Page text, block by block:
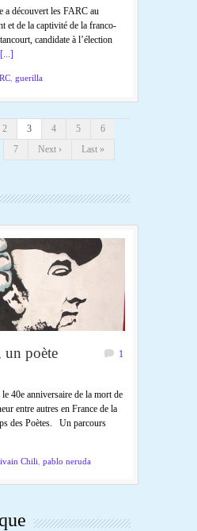
a découvert les FARC au
et de la captivité de la franco-
candidate à l’élection
[...]
guerilla
2 3 4 5
6
7
Next › Last »
un poète
1
le 40e anniversaire de la mort de
entre autres en France de la
des Poètes. Un parcours
Chili pablo neruda